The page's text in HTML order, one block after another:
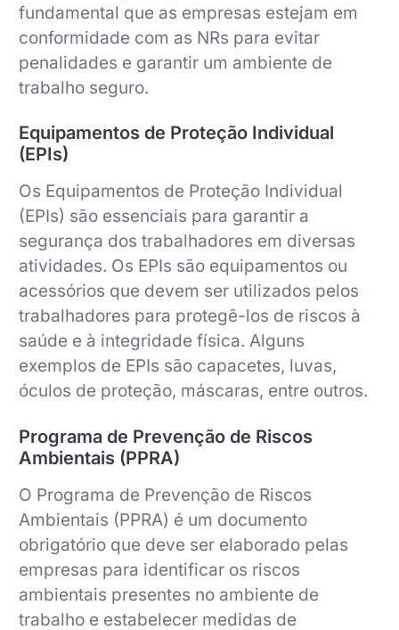
fundamental que as empresas estejam em
conformidade com as NRs para evitar
penalidades e garantir um ambiente de
trabalho seguro.
Equipamentos de Proteção Individual
(EPIs)
Os Equipamentos de Proteção Individual
(EPIs) são essenciais para garantir a
segurança dos trabalhadores em diversas
atividades. Os EPIs são equipamentos ou
acessórios que devem ser utilizados pelos
trabalhadores para protegê-los de riscos à
saúde e à integridade física. Alguns
exemplos de EPIs são capacetes, luvas,
óculos de proteção, máscaras, entre outros.
Programa de Prevenção de Riscos
Ambientais (PPRA)
O Programa de Prevenção de Riscos
Ambientais (PPRA) é um documento
obrigatório que deve ser elaborado pelas
empresas para identificar os riscos
ambientais presentes no ambiente de
trabalho e estabelecer medidas de